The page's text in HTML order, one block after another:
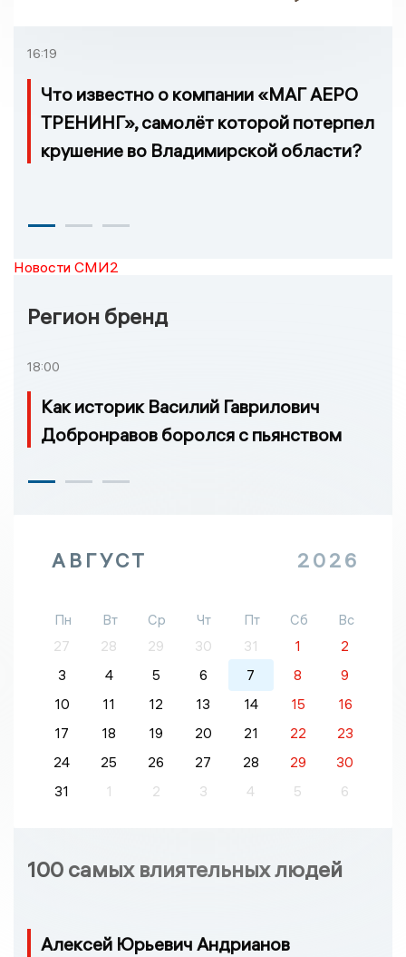
16:19
Что известно о компании «МАГ АЕРО
ТРЕНИНГ», самолёт которой потерпел
крушение во Владимирской области?
Новости СМИ2
Регион бренд
18:00
Как историк Василий Гаврилович
Добронравов боролся с пьянством
АВГУСТ 2026
Пн Вт Ср Чт Пт Сб
Вс
27
28 29 30 31 1
2
3
4 5 6 7 8
9
10
11 12 13 14 15
16
17
18 19 20 21 22
23
24
25 26 27 28 29
30
31
1 2 3 4 5 6
100 самых влиятельных людей
Алексей Юрьевич Андрианов